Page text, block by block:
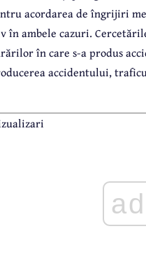
acordarea de îngrijiri
ambele cazuri.
în care s-a produs
accidentului,
ad